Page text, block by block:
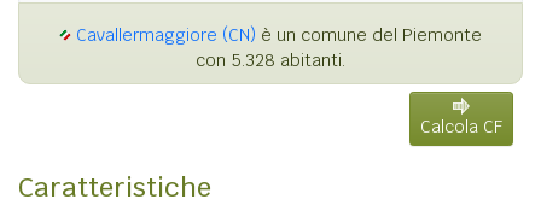
Cavallermaggiore (CN) è un comune del Piemonte
con 5.328 abitanti.
Calcola CF
Caratteristiche